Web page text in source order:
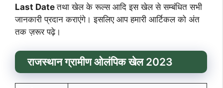
Last Dateतथा खेल के रूल्स आदि इस खेल से सम्बंधित सभी
जानकारी प्रदान कराएंगे। इसलिए आप हमारी आर्टिकल को अंत
तक ज़रूर पढ़े।
राजस्थान ग्रामीण ओलंपिक खेल 2023